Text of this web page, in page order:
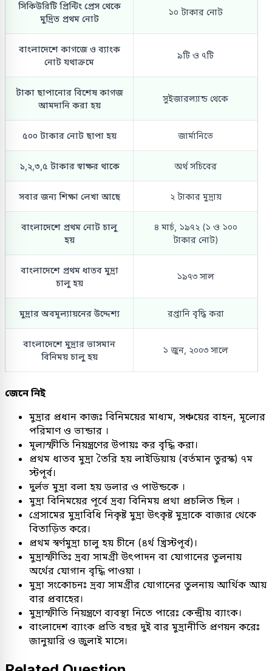
সিকিউরিটি প্রিন্টিং প্রেস থেকে
মুদ্রিত প্রথম নোট
১০ টাকার নোট
বাংলাদেশে কাগজে ও ব্যাংক
নোট যথাক্রমে
৯টি ও ৭টি
টাকা ছাপানোর বিশেষ কাগজ
আমদানি করা হয়
সুইজারল্যান্ড থেকে
৫০০ টাকার নোট ছাপা হয় জার্মানিতে
১,২,৩,৫ টাকার স্বাক্ষর থাকে অর্থ সচিবের
সবার জন্য শিক্ষা লেখা আছে ২ টাকার মুদ্রায়
বাংলাদেশে প্রথম নোট চালু
হয়
৪ মার্চ, ১৯৭২ (১ ও ১০০
টাকার নোট)
বাংলাদেশে প্রথম ধাতব মুদ্রা
চালু হয়
১৯৭৩ সাল
মুদ্রার অবমূল্যায়নের উদ্দেশ্য রপ্তানি বৃদ্ধি করা
বাংলাদেশে মুদ্রার ভাসমান
বিনিময় চালু হয়
১ জুন, ২০০৩ সালে
জেনে নিই
মুদ্রার প্রধান কাজঃ বিনিময়ের মাধ্যম, সঞ্চয়ের বাহন, মূল্যের
পরিমাণ ও ভান্ডার ।
মূল্যস্ফীতি নিয়ন্ত্রণের উপায়ঃ কর বৃদ্ধি করা।
প্রথম ধাতব মুদ্রা তৈরি হয় লাইডিয়ায় (বর্তমান তুরস্ক) ৭ম
স্টপূর্ব।
দুর্লভ মুদ্রা বলা হয় ডলার ও পাউন্ডকে ।
মুদ্রা বিনিময়ের পূর্বে দ্রব্য বিনিময় প্রথা প্রচলিত ছিল ।
গ্রেসামের মুদ্রাবিধি নিকৃষ্ট মুদ্রা উৎকৃষ্ট মুদ্রাকে বাজার থেকে
বিতাড়িত করে।
প্রথম স্বর্ণমুদ্রা চালু হয় চীনে (৪র্থ খ্রিস্টপূর্ব)।
মুদ্রাস্ফীতিঃ দ্রব্য সামগ্রী উৎপাদন বা যোগানের তুলনায়
অর্থের যোগান বৃদ্ধি পাওয়া ।
মুদ্রা সংকোচনঃ দ্রব্য সামগ্রীর যোগানের তুলনায় আর্থিক আয়
বার প্রবাহের।
মুদ্রাস্ফীতি নিয়ন্ত্রণে ব্যবস্থা নিতে পারেঃ কেন্দ্রীয় ব্যাংক।
বাংলাদেশ ব্যাংক প্রতি বছর দুই বার মুদ্রানীতি প্রণয়ন করেঃ
জানুয়ারি ও জুলাই মাসে।